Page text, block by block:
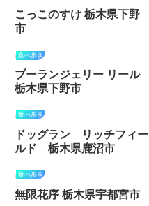
こっこのすけ 栃木県下野
市
食べ歩き
ブーランジェリー リール
栃木県下野市
食べ歩き
ドッグラン リッチフィー
ルド 栃木県鹿沼市
食べ歩き
無限花序 栃木県宇都宮市